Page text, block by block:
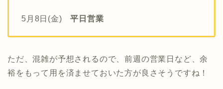
5月8日(金)平日営業
ただ、混雑が予想されるので、前週の営業日など、余
裕をもって用を済ませておいた方が良さそうですね！